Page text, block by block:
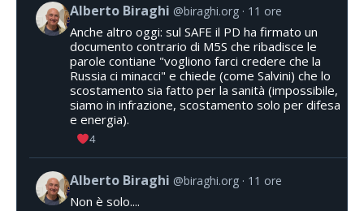
Alberto Biraghi @biraghi.org 11 ore
Anche altro oggi: sul SAFE il PD ha firmato un
documento contrario di M5S che ribadisce le
parole contiane "vogliono farci credere che la
Russia ci minacci" e chiede (come Salvini) che lo
scostamento sia fatto per la sanità (impossibile,
siamo in infrazione, scostamento solo per difesa
e energia).
4
Alberto Biraghi @biraghi.org 11 ore
Non è solo....